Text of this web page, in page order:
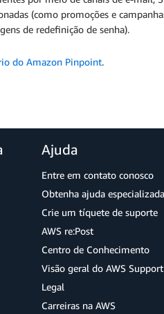
(como promoções e
de redefinição de senha).
do Amazon Pinpoint.
Ajuda
Entre em contato conosco
Obtenha ajuda especializada
Crie um tíquete de suporte
AWS re:Post
Centro de Conhecimento
Visão geral do AWS Support
Legal
Carreiras na AWS